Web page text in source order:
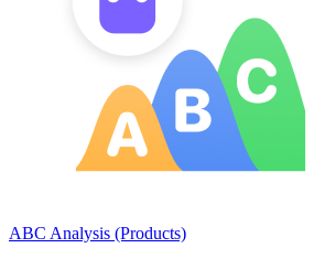
ABC Analysis (Products)